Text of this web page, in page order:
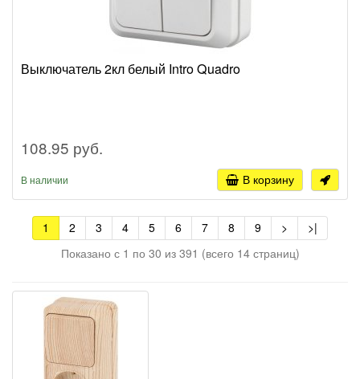
Выключатель 2кл белый Intro Quadro
108.95 руб.
В наличии В корзину
1 2 3 4 5 6 7 8 9 >
>|
Показано с 1 по 30 из 391 (всего 14 страниц)